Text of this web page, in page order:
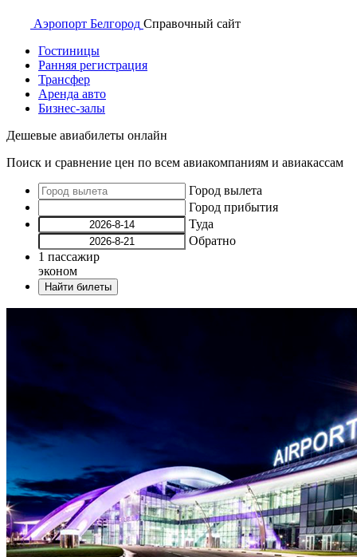
Аэропорт Белгород Справочный сайт
Гостиницы
Ранняя регистрация
Трансфер
Аренда авто
Бизнес-залы
Дешевые авиабилеты онлайн
Поиск и сравнение цен по всем авиакомпаниям и авиакассам
Город вылета
Город прибытия
Туда
Обратно
1 пассажир
эконом
Найти билеты